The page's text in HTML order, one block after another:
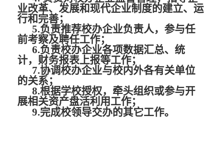
业改革、发展和现代企业制度的建立、运
行和完善；
5.负责推荐校办企业负责人，参与任
前考察及聘任工作；
6.负责校办企业各项数据汇总、统
计，财务报表上报等工作；
7.协调校办企业与校内外各有关单位
的关系；
8.根据学校授权，牵头组织或参与开
展相关资产盘活利用工作；
9.完成校领导交办的其它工作。